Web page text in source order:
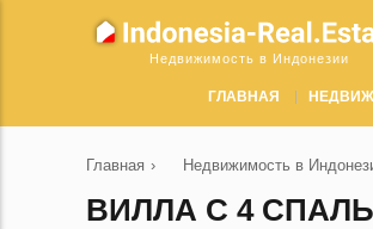
Недвижимость в Индонезии
ГЛАВНАЯ
Главная › Недвижимость в
ВИЛЛА С 4